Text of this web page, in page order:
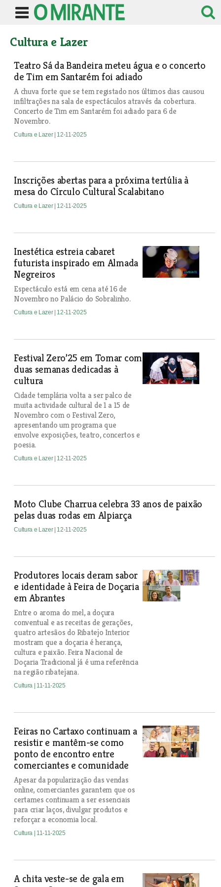
Cultura e Lazer
Teatro Sá da Bandeira meteu água e o concerto
de Tim em Santarém foi adiado
A chuva forte que se tem registado nos últimos dias causou
infiltrações na sala de espectáculos através da cobertura.
Concerto de Tim em Santarém foi adiado para 6 de
Novembro.
Cultura e Lazer | 12-11-2025
Inscrições abertas para a próxima tertúlia à
mesa do Círculo Cultural Scalabitano
Cultura e Lazer | 12-11-2025
Inestética estreia cabaret
futurista inspirado em Almada
Negreiros
Espectáculo está em cena até 16 de
Novembro no Palácio do Sobralinho.
Cultura e Lazer | 12-11-2025
Festival Zero’25 em Tomar com
duas semanas dedicadas à
cultura
Cidade templária volta a ser palco de
muita actividade cultural de 1 a 15 de
Novembro com o Festival Zero,
apresentando um programa que
envolve exposições, teatro, concertos e
poesia.
Cultura e Lazer | 12-11-2025
Moto Clube Charrua celebra 33 anos de paixão
pelas duas rodas em Alpiarça
Cultura e Lazer | 12-11-2025
Produtores locais deram sabor
e identidade à Feira de Doçaria
em Abrantes
Entre o aroma do mel, a doçura
conventual e as receitas de gerações,
quatro artesãos do Ribatejo Interior
mostram que a doçaria é herança,
cultura e paixão. Feira Nacional de
Doçaria Tradicional já é uma referência
na região ribatejana.
Cultura | 11-11-2025
Feiras no Cartaxo continuam a
resistir e mantêm-se como
ponto de encontro entre
comerciantes e comunidade
Apesar da popularização das vendas
online, comerciantes garantem que os
certames continuam a ser essenciais
para criar laços, divulgar produtos e
reforçar a economia local.
Cultura | 11-11-2025
A chita veste-se de gala em